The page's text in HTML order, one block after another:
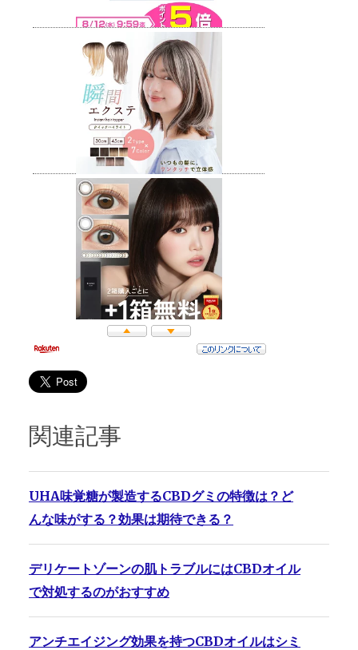
関連記事
UHA味覚糖が製造するCBDグミの特徴は？ど
んな味がする？効果は期待できる？
デリケートゾーンの肌トラブルにはCBDオイル
で対処するのがおすすめ
アンチエイジング効果を持つCBDオイルはシミ